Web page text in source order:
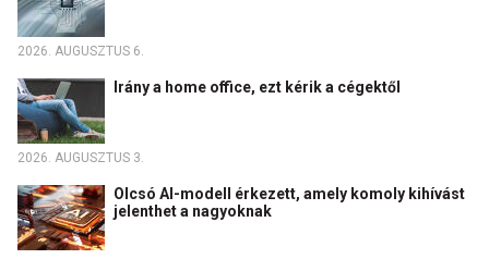
2026. AUGUSZTUS 6.
Irány a home office, ezt kérik a cégektől
2026. AUGUSZTUS 3.
Olcsó AI-modell érkezett, amely komoly kihívást
jelenthet a nagyoknak